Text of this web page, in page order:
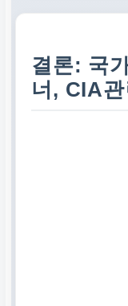
결론: 국
너, CIA관